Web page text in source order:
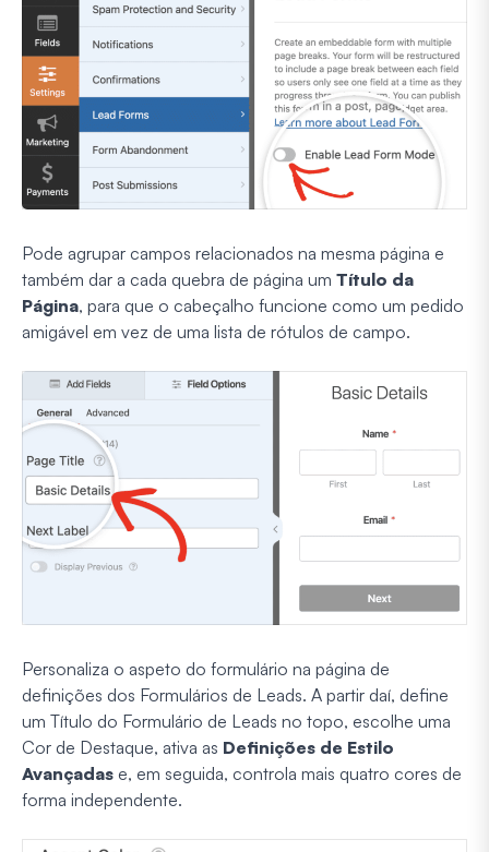
Pode agrupar campos relacionados na mesma página e
também dar a cada quebra de página um Título da
Página, para que o cabeçalho funcione como um pedido
amigável em vez de uma lista de rótulos de campo.
Personaliza o aspeto do formulário na página de
definições dos Formulários de Leads. A partir daí, define
um Título do Formulário de Leads no topo, escolhe uma
Cor de Destaque, ativa as Definições de Estilo
Avançadas e, em seguida, controla mais quatro cores de
forma independente.